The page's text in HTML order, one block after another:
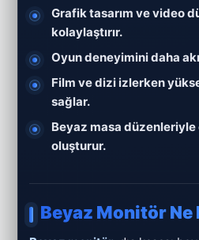
Grafik tasarım ve video
kolaylaştırır.
Oyun deneyimini daha
Film ve dizi izlerken
sağlar.
Beyaz masa
oluşturur.
Beyaz Monitör Ne